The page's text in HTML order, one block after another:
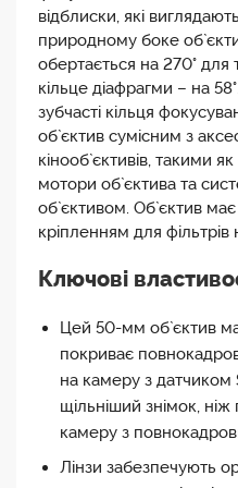
відблиски, які
природному боке
обертається на 270° для
кільце діафрагми – на
зубчасті кільця
об`єктив сумісним з
кінооб`єктивів, такими
мотори об`єктива та
об`єктивом. Об`єктив має
кріпленням для фільтрів
Ключові
Цей 50-мм об`єктив
покриває
на камеру з датчиком
щільніший знімок,
камеру з
Лінзи забезпечують